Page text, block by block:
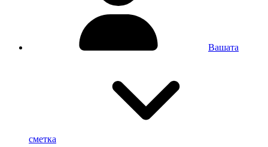
Вашата
сметка